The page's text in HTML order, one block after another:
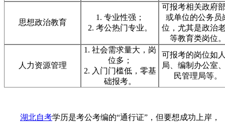
思想政治教育
1. 专业性强；
2. 考公热门专业。
可报考相关政府
或单位的公务员
位，尤其是政治
等教育类岗位
人力资源管理
1. 社会需求量大，岗
位多；
2. 入门门槛低，零基
础报考。
可报考的岗位如
局、编制办公室
民管理局等。
湖北自考学历是考公考编的“通行证”，但要想成功上岸，